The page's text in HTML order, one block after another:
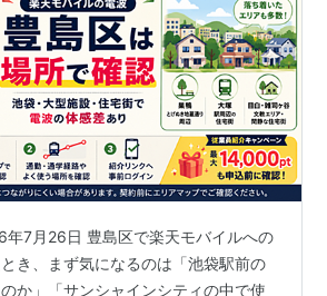
年7月26日 豊島区で楽天モバイルへの
き、まず気になるのは「池袋駅前の
か」「サンシャインシティの中で使